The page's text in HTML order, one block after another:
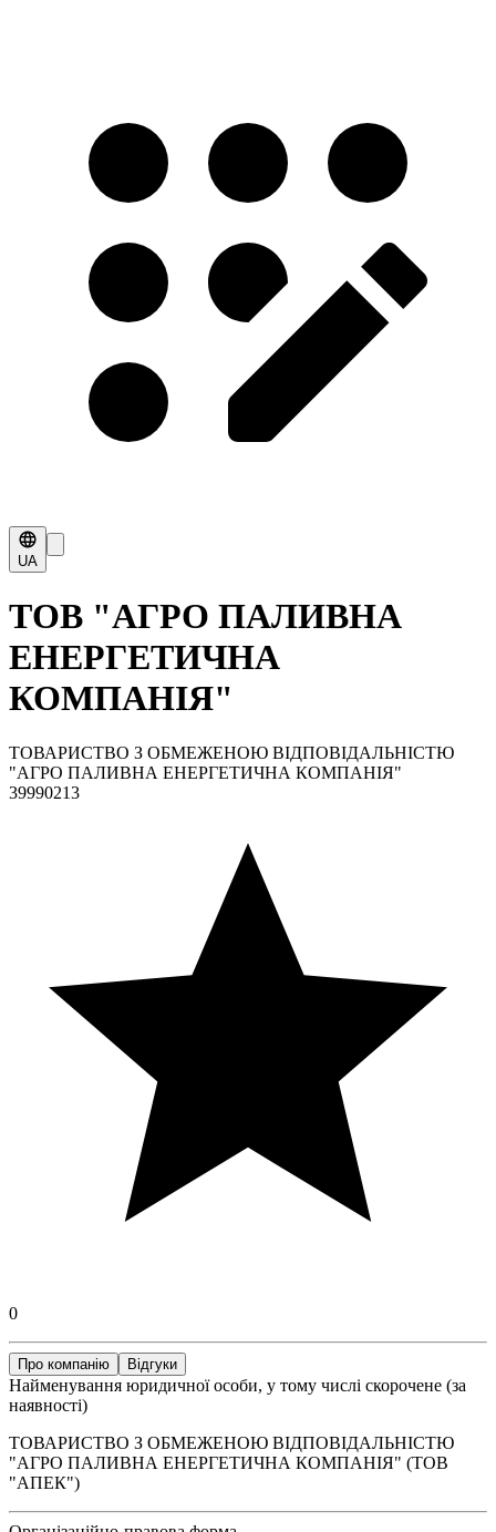
UA
ТОВ "АГРО ПАЛИВНА
ЕНЕРГЕТИЧНА
КОМПАНІЯ"
ТОВАРИСТВО З ОБМЕЖЕНОЮ ВІДПОВІДАЛЬНІСТЮ
"АГРО ПАЛИВНА ЕНЕРГЕТИЧНА КОМПАНІЯ"
39990213
0
Про компанію Відгуки
Найменування юридичної особи, у тому числі скорочене (за
наявності)
ТОВАРИСТВО З ОБМЕЖЕНОЮ ВІДПОВІДАЛЬНІСТЮ
"АГРО ПАЛИВНА ЕНЕРГЕТИЧНА КОМПАНІЯ" (ТОВ
"АПЕК")